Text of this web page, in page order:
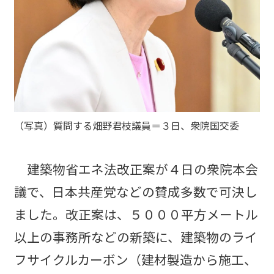
（写真）質問する畑野君枝議員＝３日、衆院国交委
建築物省エネ法改正案が４日の衆院本会
議で、日本共産党などの賛成多数で可決し
ました。改正案は、５０００平方メートル
以上の事務所などの新築に、建築物のライ
フサイクルカーボン（建材製造から施工、